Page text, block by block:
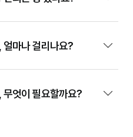
마나 걸리나요?
엇이 필요할까요?